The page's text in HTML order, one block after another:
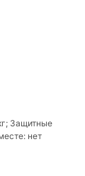
Защитные
нет